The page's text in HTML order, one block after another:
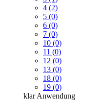
4 (2)
5 (0)
6 (0)
7 (0)
10 (0)
11 (0)
12 (0)
13 (0)
18 (0)
19 (0)
klar Anwendung